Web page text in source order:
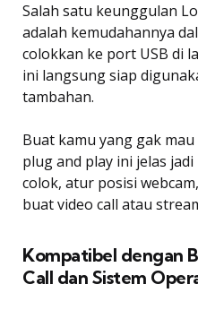
Salah satu keunggulan
adalah kemudahannya
colokkan ke port USB di
ini langsung siap
tambahan.
Buat kamu yang gak
plug and play ini jelas
colok, atur posisi
buat video call atau
Kompatibel dengan
Call dan Sistem